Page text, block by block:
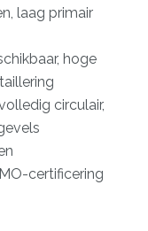
laag primair
hoge
circulair,
certificering